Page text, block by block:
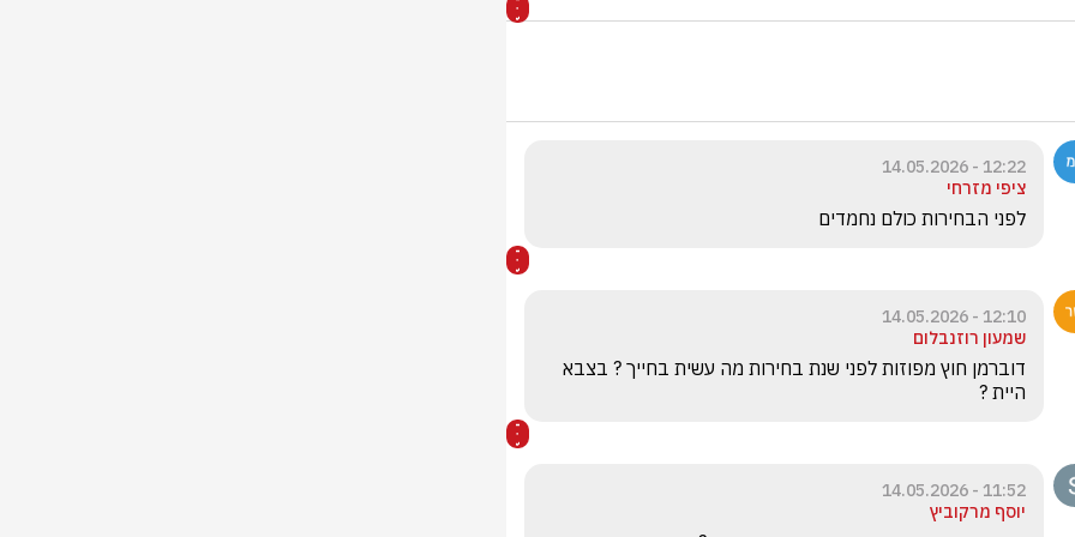
12:22 - 14.05.2026
ציפי מזרחי
לפני הבחירות כולם נחמדים
12:10 - 14.05.2026
שמעון רוזנבלום
היית ?
11:52 - 14.05.2026
יוסף מרקוביץ